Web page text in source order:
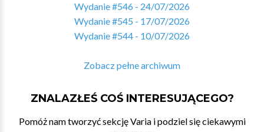
Wydanie #546 - 24/07/2026
Wydanie #545 - 17/07/2026
Wydanie #544 - 10/07/2026
Zobacz pełne archiwum
ZNALAZŁEŚ COŚ INTERESUJĄCEGO?
Pomóż nam tworzyć sekcję Varia i podziel się ciekawymi